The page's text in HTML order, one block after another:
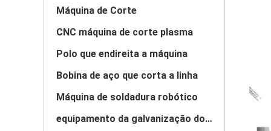
Máquina de Corte
CNC máquina de corte plasma
Polo que endireita a máquina
Bobina de aço que corta a linha
Máquina de soldadura robótico
equipamento da galvanização do mergulho quente